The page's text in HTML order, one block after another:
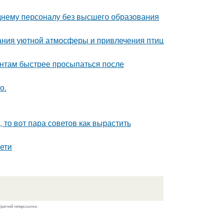
персоналу без высшего образования
уютной атмосферы и привлечения птиц
быстрее просыпаться после
вот пара советов как вырастить
гиперссылки.